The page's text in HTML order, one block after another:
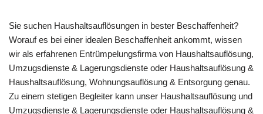
Sie suchen Haushaltsauflösungen in bester Beschaffenheit?
Worauf es bei einer idealen Beschaffenheit ankommt, wissen
wir als erfahrenen Entrümpelungsfirma von Haushaltsauflösung,
Umzugsdienste & Lagerungsdienste oder Haushaltsauflösung &
Haushaltsauflösung, Wohnungsauflösung & Entsorgung genau.
Zu einem stetigen Begleiter kann unser Haushaltsauflösung und
Umzugsdienste & Lagerungsdienste oder Haushaltsauflösung &